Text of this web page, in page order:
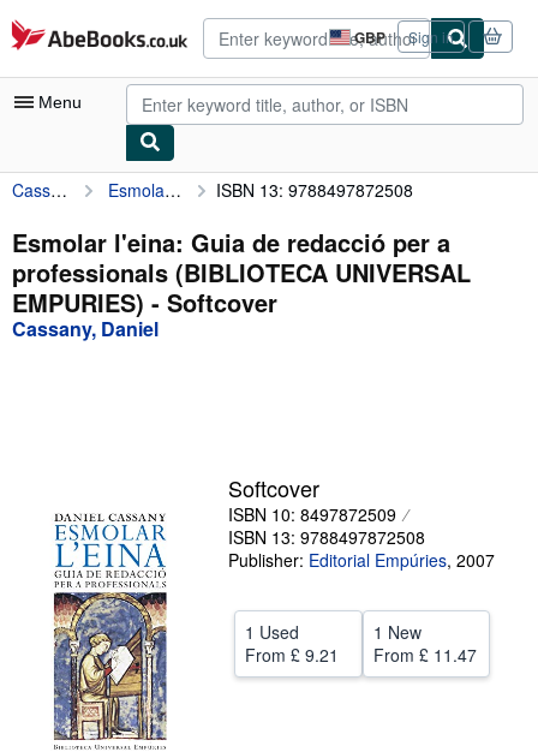
Skip to main content
AbeBooks.co.uk GBP
Site
shopping
preferences
Sign in
Menu
My Account
My Purchases
Advanced Search
Browse Collections
Start Selling
Help
CLOSE
Cassany, Daniel Esmolar l'eina: Guia de redacció per a professionals (BIBLIOTECA UNIVERSAL EMPURIES) ISBN 13: 9788497872508
Esmolar l'eina: Guia de redacció per a
professionals (BIBLIOTECA UNIVERSAL
EMPURIES) - Softcover
Cassany, Daniel
Softcover
ISBN 10: 8497872509
ISBN 13: 9788497872508
Publisher: Editorial Empúries, 2007
1 Used
From £ 9.21
1 New
From £ 11.47